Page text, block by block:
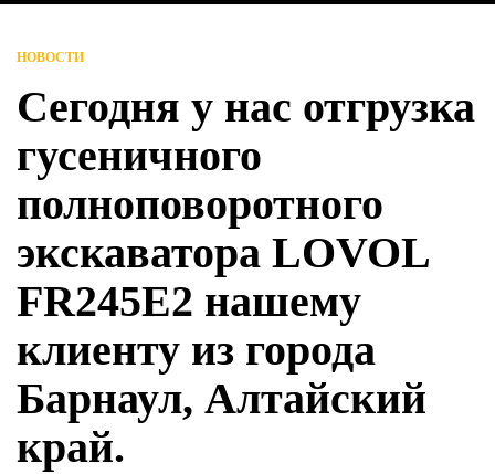
НОВОСТИ
Сегодня у нас отгрузка
гусеничного
полноповоротного
экскаватора LOVOL
FR245E2 нашему
клиенту из города
Барнаул, Алтайский
край.